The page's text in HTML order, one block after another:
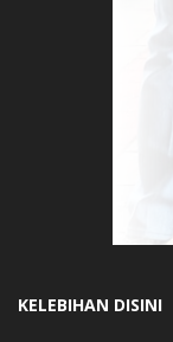
KELEBIHAN DISINI